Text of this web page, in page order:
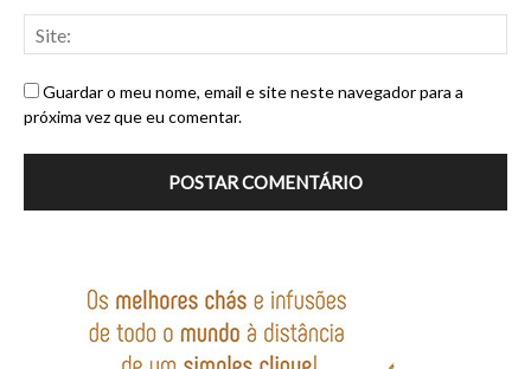
Guardar o meu nome, email e site neste navegador para a
próxima vez que eu comentar.